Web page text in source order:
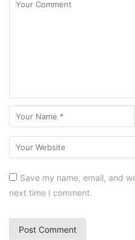
Save my name, email, and
next time I comment.